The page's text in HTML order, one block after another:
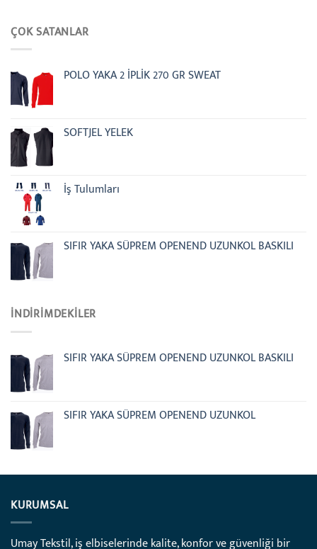
ÇOK SATANLAR
POLO YAKA 2 İPLİK 270 GR SWEAT
SOFTJEL YELEK
İş Tulumları
SIFIR YAKA SÜPREM OPENEND UZUNKOL BASKILI
İNDIRIMDEKILER
SIFIR YAKA SÜPREM OPENEND UZUNKOL BASKILI
SIFIR YAKA SÜPREM OPENEND UZUNKOL
KURUMSAL
Umay Tekstil, iş elbiselerinde kalite, konfor ve güvenliği bir